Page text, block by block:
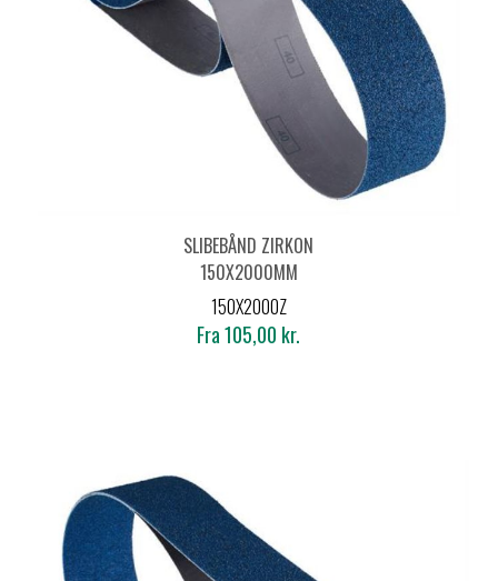
SLIBEBÅND ZIRKON
150X2000MM
150X2000Z
Fra 105,00 kr.